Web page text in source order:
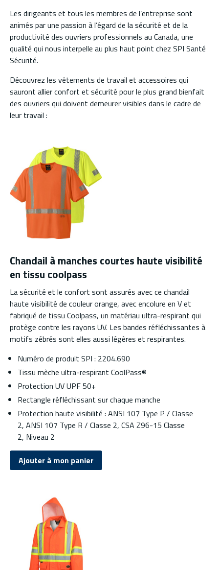
Les dirigeants et tous les membres de l’entreprise sont
animés par une passion à l’égard de la sécurité et de la
productivité des ouvriers professionnels au Canada, une
qualité qui nous interpelle au plus haut point chez SPI Santé
Sécurité.
Découvrez les vêtements de travail et accessoires qui
sauront allier confort et sécurité pour le plus grand bienfait
des ouvriers qui doivent demeurer visibles dans le cadre de
leur travail :
Chandail à manches courtes haute visibilité
en tissu coolpass
La sécurité et le confort sont assurés avec ce chandail
haute visibilité de couleur orange, avec encolure en V et
fabriqué de tissu Coolpass, un matériau ultra-respirant qui
protège contre les rayons UV. Les bandes réfléchissantes à
motifs zébrés sont elles aussi légères et respirantes.
Numéro de produit SPI : 2204.690
Tissu mèche ultra-respirant CoolPass®
Protection UV UPF 50+
Rectangle réfléchissant sur chaque manche
Protection haute visibilité : ANSI 107 Type P / Classe
2, ANSI 107 Type R / Classe 2, CSA Z96-15 Classe
2, Niveau 2
Ajouter à mon panier